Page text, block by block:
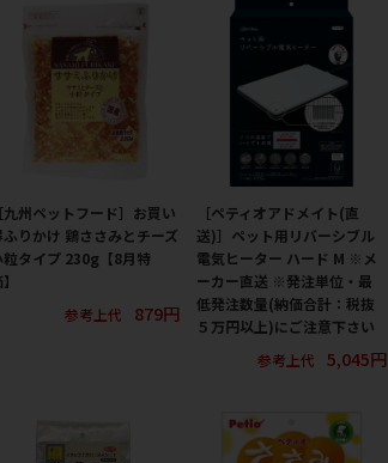
［九州ペットフード］お買い
ふりかけ 鶏ささみとチーズ
粒タイプ 230g【8月特
参考上代
879円
［ペティオアドメイト(直
送)］ペット用リバーシブル
電気ヒーター ハード M ※メ
ーカー直送 ※発注単位・最
低発注数量(納価合計：税抜
５万円以上)にご注意下さい
参考上代
5,045円